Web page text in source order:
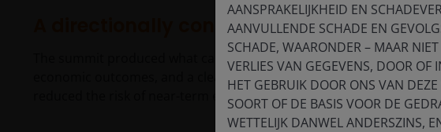
A directionally constructive outcome
The summit produced what can be described as a ‘limited truce’,
economic outcomes, and a clearer path for engagement. However,
reduced the risk of near-term escalation and offered signals on the
AANSPRAKELIJKHEID EN
AANVULLENDE SCHADE EN
SCHADE, WAARONDER – MAAR
VERLIES VAN GEGEVENS, DOOR
HET GEBRUIK DOOR ONS VAN
SOORT OF DE BASIS VOOR DE
WETTELIJK DANWEL ANDERSZINS,